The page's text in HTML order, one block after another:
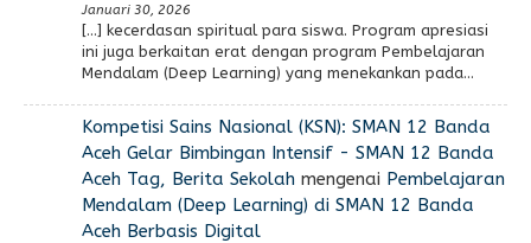
Januari 30, 2026
[…] kecerdasan spiritual para siswa. Program apresiasi
ini juga berkaitan erat dengan program Pembelajaran
Mendalam (Deep Learning) yang menekankan pada…
Kompetisi Sains Nasional (KSN): SMAN 12 Banda
Aceh Gelar Bimbingan Intensif - SMAN 12 Banda
Aceh Tag, Berita Sekolahmengenai Pembelajaran
Mendalam (Deep Learning) di SMAN 12 Banda
Aceh Berbasis Digital